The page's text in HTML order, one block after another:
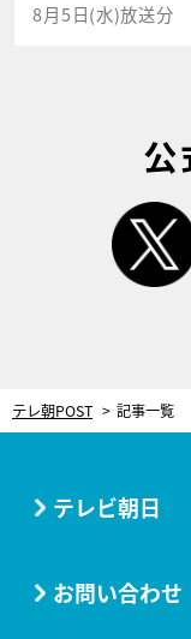
8月5日(水)放送分
公
テレ朝POST 記事一覧
テレビ朝日
お問い合わせ